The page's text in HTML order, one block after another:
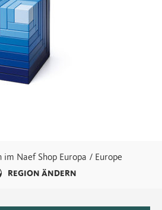
im Naef Shop Europa / Europe
REGION ÄNDERN